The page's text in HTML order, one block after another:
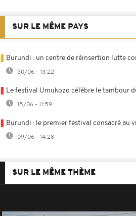
SUR LE MÊME PAYS
Burundi : un centre de réinsertion lutte
30/06 - 13:22
Le festival Umukozo célèbre le tambour
15/06 - 11:59
Burundi : le premier festival consacré au
09/06 - 14:28
SUR LE MÊME THÈME